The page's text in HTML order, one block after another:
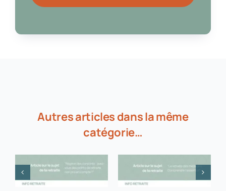
Autres articles dans la même
catégorie…